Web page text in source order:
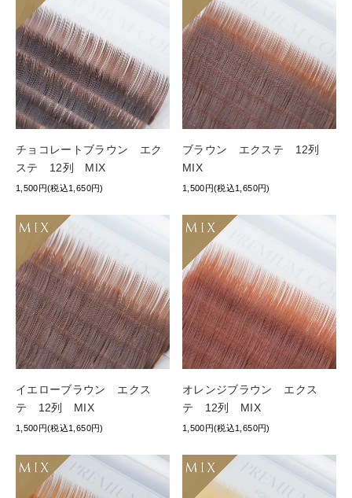
チョコレートブラウン エク
ステ 12列 MIX
1,500円(税込1,650円)
ブラウン エクステ 12列
MIX
1,500円(税込1,650円)
イエローブラウン エクス
テ 12列 MIX
1,500円(税込1,650円)
オレンジブラウン エクス
テ 12列 MIX
1,500円(税込1,650円)